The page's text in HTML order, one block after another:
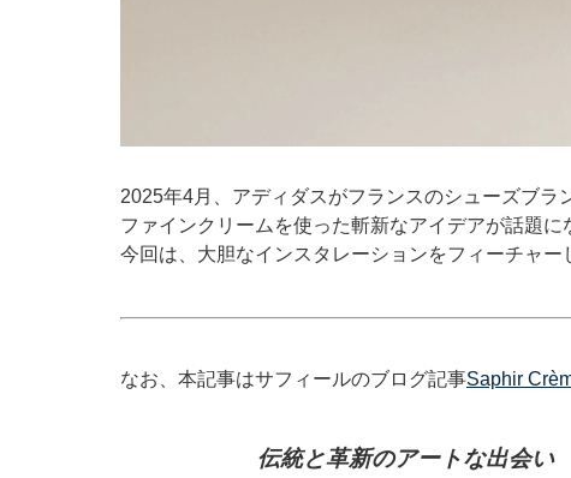
2025年4月、アディダスがフランスのシューズブ
ファインクリームを使った斬新なアイデアが話題に
今回は、大胆なインスタレーションをフィーチャ
なお、本記事はサフィールのブログ記事Saphir
伝統と革新のアートな出会い